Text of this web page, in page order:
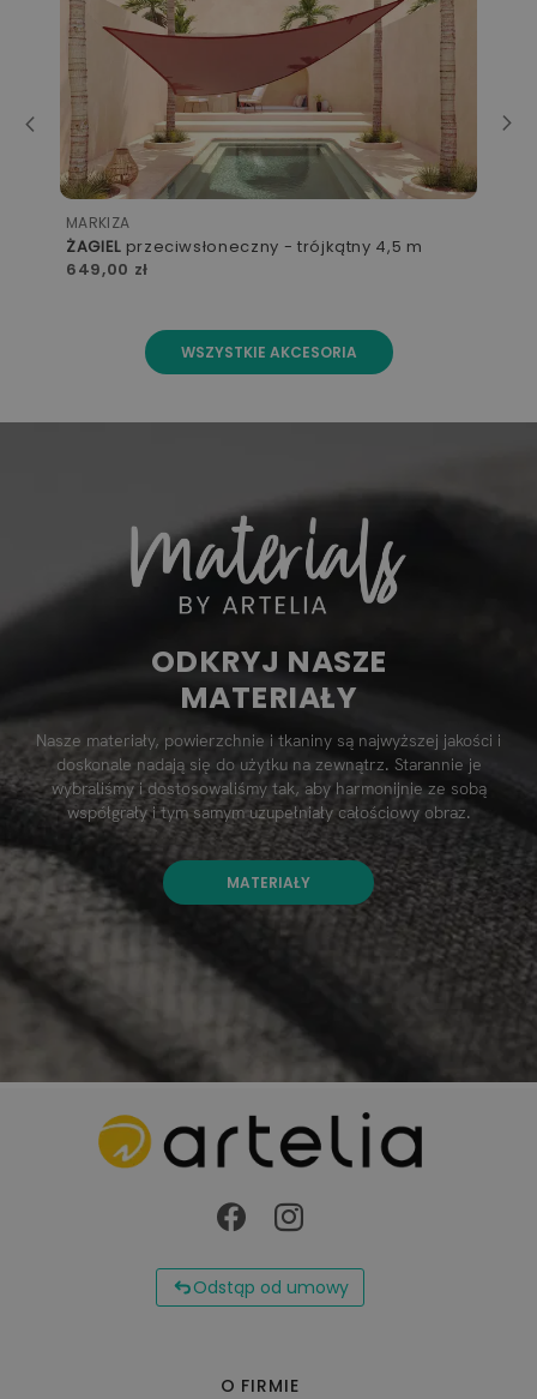
ŻAGIELprzeciwsłoneczny - trójkątny 4,5 m
MARKIZA
649,00 zł
WSZYSTKIE AKCESORIA
ODKRYJ NASZE
MATERIAŁY
Nasze materiały, powierzchnie i tkaniny są najwyższej jakości i
doskonale nadają się do użytku na zewnątrz. Starannie je
wybraliśmy i dostosowaliśmy tak, aby harmonijnie ze sobą
współgrały i tym samym uzupełniały całościowy obraz.
MATERIAŁY
Odstąp od umowy
O FIRMIE